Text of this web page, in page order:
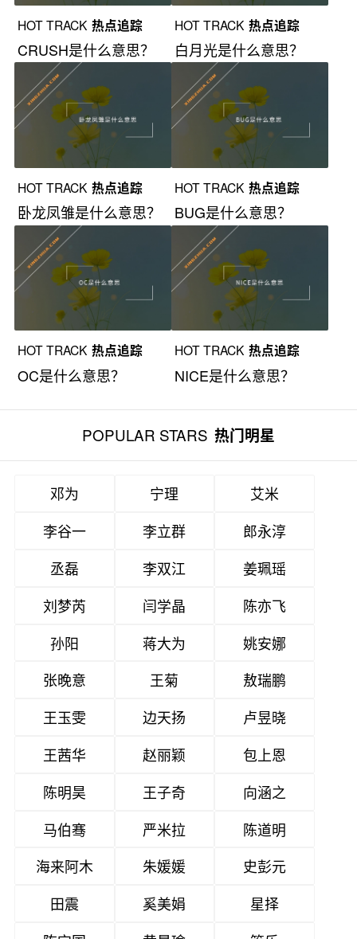
HOT TRACK 热点追踪
CRUSH是什么意思？
HOT TRACK 热点追踪
白月光是什么意思？
HOT TRACK 热点追踪
卧龙凤雏是什么意思？
HOT TRACK 热点追踪
BUG是什么意思？
HOT TRACK 热点追踪
OC是什么意思？
HOT TRACK 热点追踪
NICE是什么意思？
POPULAR STARS 热门明星
邓为 宁理
艾米
李谷一
李立群
郎永淳
丞磊
李双江
姜珮瑶
刘梦芮
闫学晶
陈亦飞
孙阳
蒋大为
姚安娜
张晚意
王菊
敖瑞鹏
王玉雯
边天扬
卢昱晓
王茜华
赵丽颖
包上恩
陈明昊
王子奇
向涵之
马伯骞
严米拉
陈道明
海来阿木
朱媛媛
史彭元
田震
奚美娟
星择